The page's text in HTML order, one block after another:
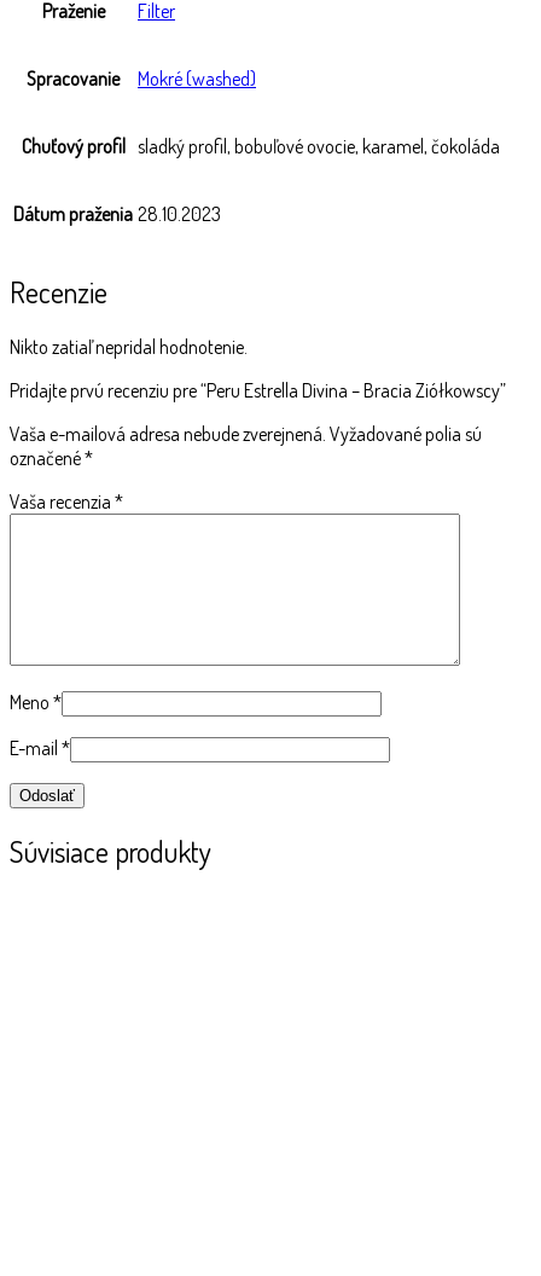
Praženie Filter
Spracovanie Mokré (washed)
Chuťový profil sladký profil, bobuľové ovocie, karamel, čokoláda
Dátum praženia 28.10.2023
Recenzie
Nikto zatiaľ nepridal hodnotenie.
Pridajte prvú recenziu pre “Peru Estrella Divina – Bracia Ziółkowscy”
Vaša e-mailová adresa nebude zverejnená. Vyžadované polia sú
označené*
Vaša recenzia *
Meno *
E-mail *
Súvisiace produkty